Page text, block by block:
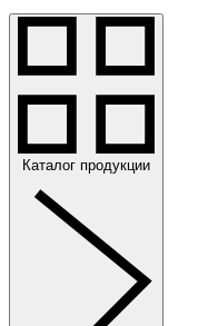
Каталог продукции